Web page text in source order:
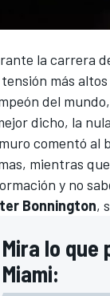
la carrera
más
del mundo,
dicho, la
comentó al
mientras
y no
Bonnington,
Mira lo que
Miami: